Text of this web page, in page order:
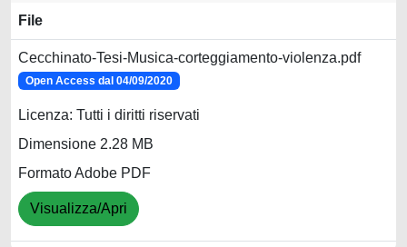
File
Cecchinato-Tesi-Musica-corteggiamento-violenza.pdf
Open Access dal 04/09/2020
Licenza: Tutti i diritti riservati
Dimensione 2.28 MB
Formato Adobe PDF
Visualizza/Apri